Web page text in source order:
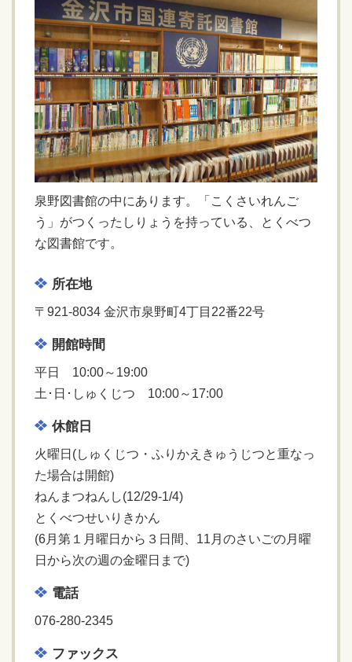
泉野図書館の中にあります。「こくさいれんご
う」がつくったしりょうを持っている、とくべつ
な図書館です。
所在地
〒921-8034 金沢市泉野町4丁目22番22号
開館時間
平日 10:00～19:00
土･日･しゅくじつ 10:00～17:00
休館日
火曜日(しゅくじつ・ふりかえきゅうじつと重なっ
た場合は開館)
ねんまつねんし(12/29-1/4)
とくべつせいりきかん
(6月第１月曜日から３日間、11月のさいごの月曜
日から次の週の金曜日まで)
電話
076-280-2345
ファックス